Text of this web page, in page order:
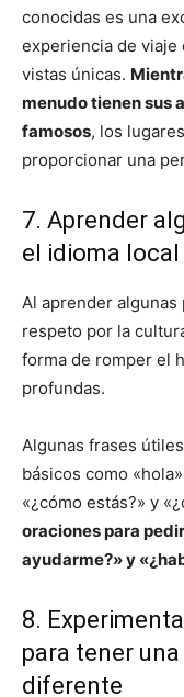
conocidas es una
experiencia de
vistas únicas.
menudo tienen sus
famosos, los
proporcionar una
7. Aprender
el idioma local
Al aprender
respeto por la
forma de romper el
profundas.
Algunas frases
básicos como
«¿cómo estás?» y
oraciones para
ayudarme?» y
8.
para tener
diferente